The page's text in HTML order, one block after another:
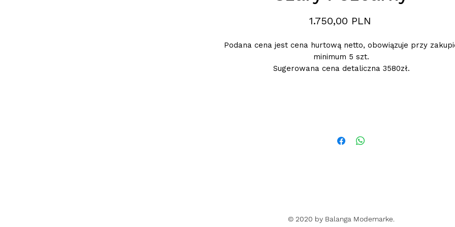
1.750,00 PLN
Podana cena jest cena hurtową netto, obowiązuje przy
minimum 5 szt.
Sugerowana cena detaliczna 3580zł.
© 2020 by Balanga Modemarke.